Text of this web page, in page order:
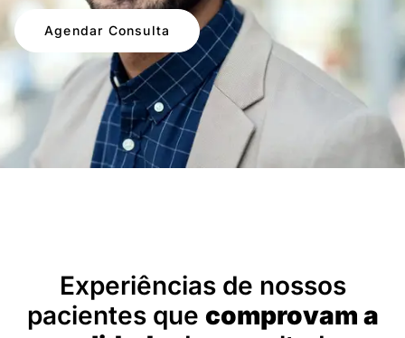
Agendar Consulta
Experiências de nossos
pacientes que comprovam a